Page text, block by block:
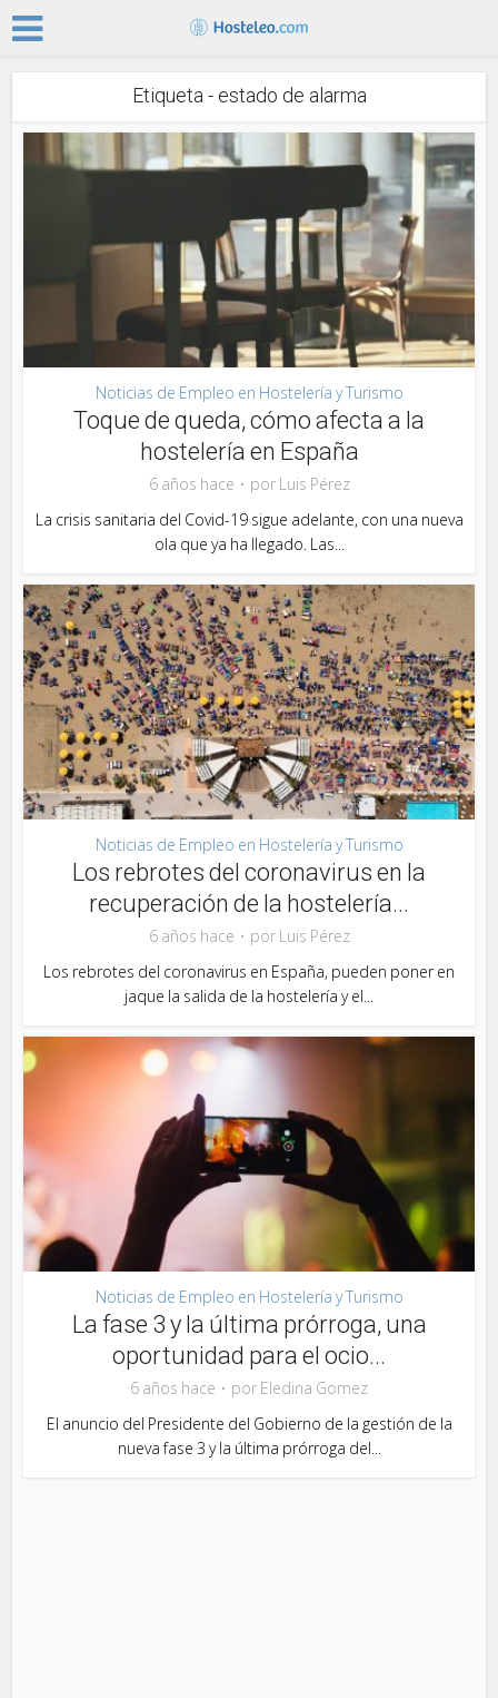
Etiqueta - estado de alarma
Noticias de Empleo en Hostelería y Turismo
Toque de queda, cómo afecta a la
hostelería en España
6 años hace por Luis Pérez
La crisis sanitaria del Covid-19 sigue adelante, con una nueva
ola que ya ha llegado. Las...
Noticias de Empleo en Hostelería y Turismo
Los rebrotes del coronavirus en la
recuperación de la hostelería...
6 años hace por Luis Pérez
Los rebrotes del coronavirus en España, pueden poner en
jaque la salida de la hostelería y el...
Noticias de Empleo en Hostelería y Turismo
La fase 3 y la última prórroga, una
oportunidad para el ocio...
6 años hace por Eledina Gomez
El anuncio del Presidente del Gobierno de la gestión de la
nueva fase 3 y la última prórroga del...